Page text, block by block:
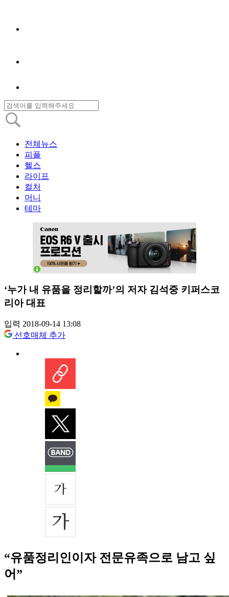
전체뉴스
피플
헬스
라이프
컬처
머니
테마
‘누가 내 유품을 정리할까’의 저자 김석중 키퍼스코
리아 대표
입력 2018-09-14 13:08
선호매체 추가
“유품정리인이자 전문유족으로 남고 싶
어”